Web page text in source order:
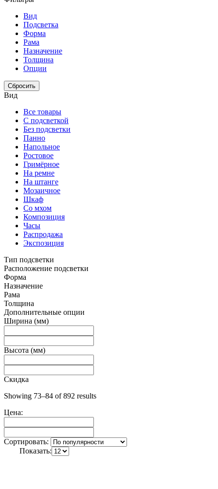
Вид
Подсветка
Форма
Рама
Назначение
Толщина
Опции
Сбросить
Вид
Все товары
С подсветкой
Без подсветки
Панно
Напольное
Ростовое
Гримёрное
На ремне
На штанге
Мозаичное
Шкаф
Со мхом
Композиция
Часы
Распродажа
Экспозиция
Тип подсветки
Расположение подсветки
Форма
Назначение
Рама
Толщина
Дополнительные опции
Ширина (мм)
Высота (мм)
Скидка
Showing 73–84 of 892 results
Цена:
Сортировать:
Показать: